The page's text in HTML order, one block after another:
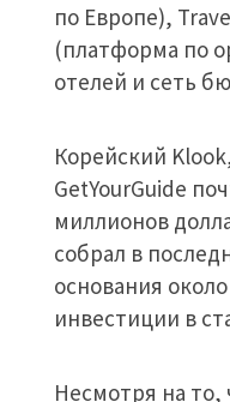
по Европе),
(платформа по
отелей и сеть
Корейский
GetYourGuide
миллионов
собрал в
основания
инвестиции в
Несмотря на то,